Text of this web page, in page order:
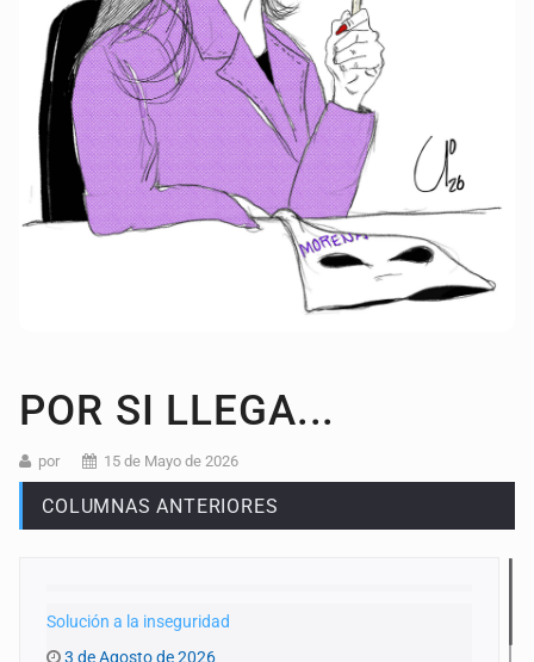
POR SI LLEGA...
por 15 de Mayo de 2026
COLUMNAS ANTERIORES
Solución a la inseguridad
3 de Agosto de 2026